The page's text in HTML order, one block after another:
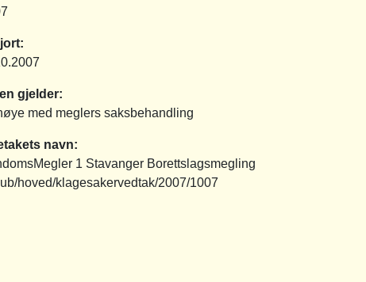
gjelder:
med meglers saksbehandling
navn:
1 Stavanger Borettslagsmegling
hoved/klagesakervedtak/2007/1007